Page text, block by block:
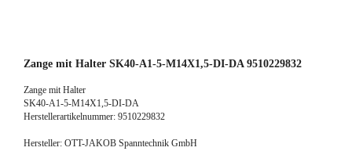
Zange mit Halter SK40-A1-5-M14X1,5-DI-DA 9510229832
Zange mit Halter
SK40-A1-5-M14X1,5-DI-DA
Herstellerartikelnummer: 9510229832
Hersteller: OTT-JAKOB Spanntechnik GmbH